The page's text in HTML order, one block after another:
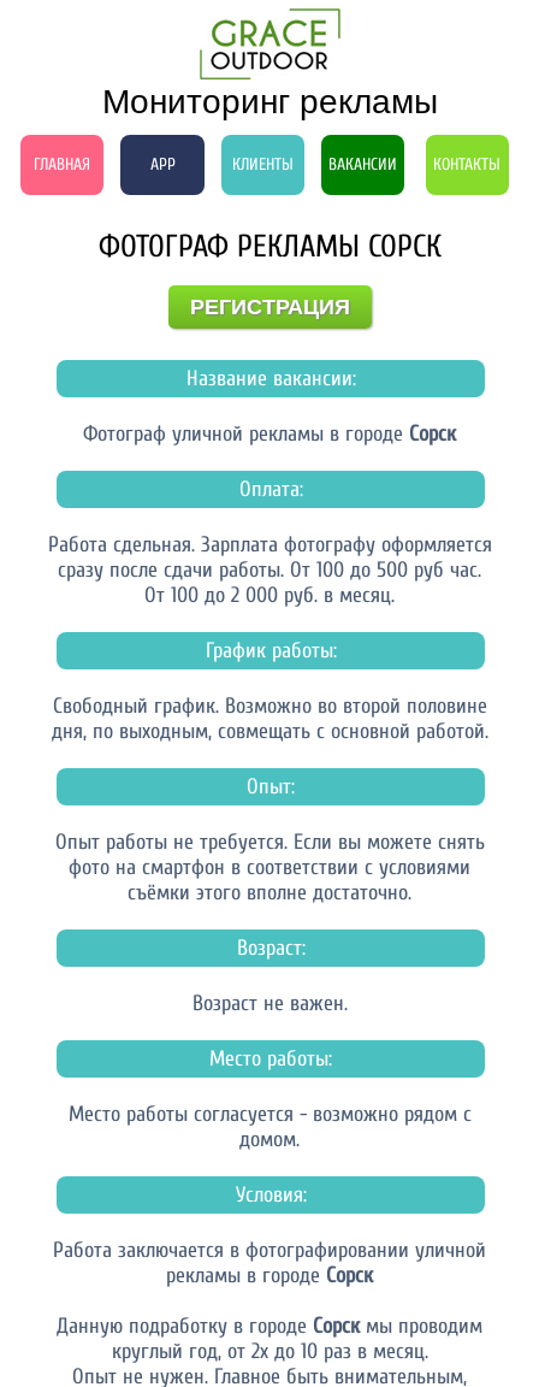
Мониторинг рекламы
ГЛАВНАЯ APP КЛИЕНТЫ ВАКАНСИИ КОНТАКТЫ
ФОТОГРАФ РЕКЛАМЫ СОРСК
РЕГИСТРАЦИЯ
Название вакансии:
Фотограф уличной рекламы в городе Сорск
Оплата:
Работа сдельная. Зарплата фотографу оформляется
сразу после сдачи работы. От 100 до 500 руб час.
От 100 до 2 000 руб. в месяц.
График работы:
Свободный график. Возможно во второй половине
дня, по выходным, совмещать с основной работой.
Опыт:
Опыт работы не требуется. Если вы можете снять
фото на смартфон в соответствии с условиями
съёмки этого вполне достаточно.
Возраст:
Возраст не важен.
Место работы:
Место работы согласуется - возможно рядом с
домом.
Условия:
Работа заключается в фотографировании уличной
рекламы в городе Сорск
Данную подработку в городе Сорскмы проводим
круглый год, от 2х до 10 раз в месяц.
Опыт не нужен. Главное быть внимательным,